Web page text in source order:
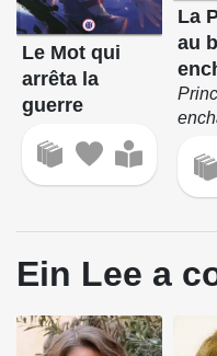
Le Mot qui
arrêta la
guerre
La
au
Ein Lee a